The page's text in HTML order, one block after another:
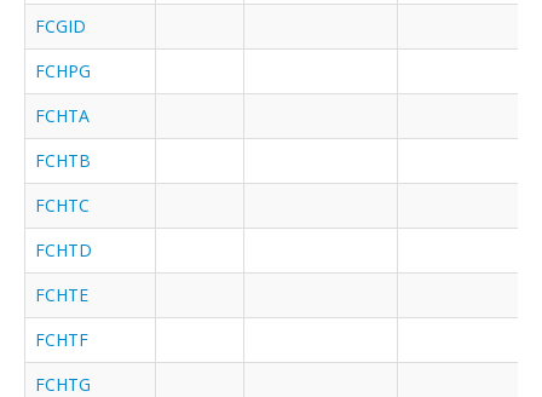
FCGID
FCHPG
FCHTA
FCHTB
FCHTC
FCHTD
FCHTE
FCHTF
FCHTG